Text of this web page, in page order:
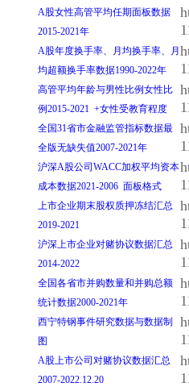
A股女性高管平均任期面板数据
2015-2021年
A股年度换手率、月均换手率、月
均超额换手率数据1990-2022年
高管平均年龄与男性比例女性比
例2015-2021 +女性受教育程度
全国31省市金融监管指标数据最
全版无缺失值2007-2021年
沪深A股公司WACC加权平均资本
成本数据2021-2006 面板格式
上市企业期末股权质押冻结汇总
2019-2021
沪深上市企业对赌协议数据汇总
2014-2022
全国各省市并购数量和并购总额
统计数据2000-2021年
西宁特钢事件研究数据与数据制
图
A股上市公司对赌协议数据汇总
2007-2022.12.20